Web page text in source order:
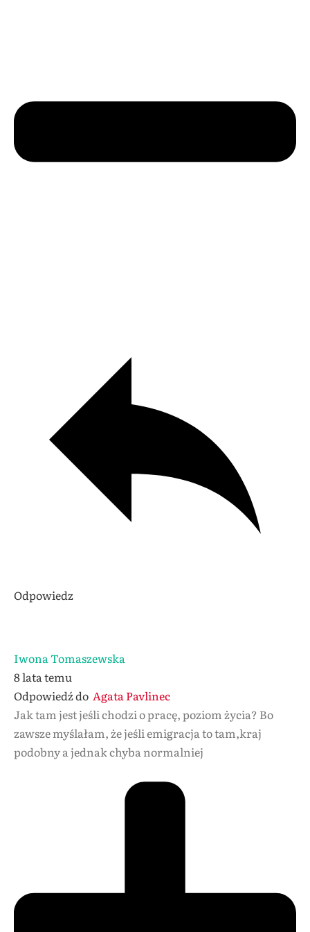
Odpowiedz
Iwona Tomaszewska
8 lata temu
Odpowiedź do Agata Pavlinec
Jak tam jest jeśli chodzi o pracę, poziom życia? Bo
zawsze myślałam, że jeśli emigracja to tam,kraj
podobny a jednak chyba normalniej